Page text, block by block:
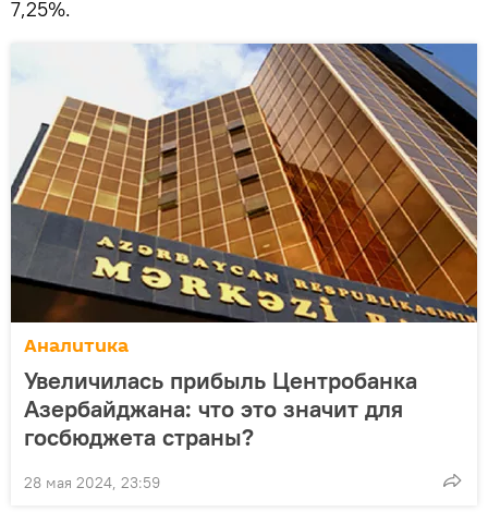
7,25%.
Аналитика
Увеличилась прибыль Центробанка
Азербайджана: что это значит для
госбюджета страны?
28 мая 2024, 23:59